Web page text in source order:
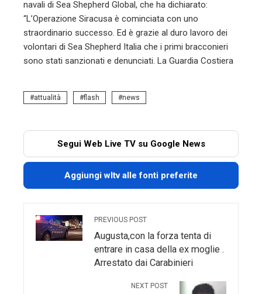
navali di Sea Shepherd Global, che ha dichiarato:
“L’Operazione Siracusa è cominciata con uno
straordinario successo. Ed è grazie al duro lavoro dei
volontari di Sea Shepherd Italia che i primi bracconieri
sono stati sanzionati e denunciati. La Guardia Costiera
attualità flash news
Segui Web Live TV su Google News
Aggiungi wltv alle fonti preferite
PREVIOUS POST
Augusta,con la forza tenta di
entrare in casa della ex moglie .
Arrestato dai Carabinieri
NEXT POST